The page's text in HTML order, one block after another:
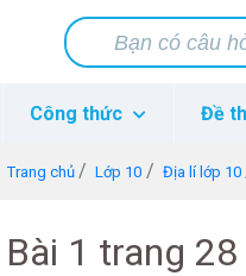
Công thức Đề
Trang chủ Lớp 10 Địa lí lớp 10
Bài 1 trang